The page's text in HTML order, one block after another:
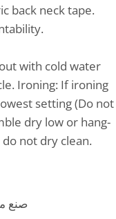
back neck tape.
with cold water
Ironing: If ironing
setting (Do not
dry low or hang-
not dry clean.
صنع من 100% قطن, سهل